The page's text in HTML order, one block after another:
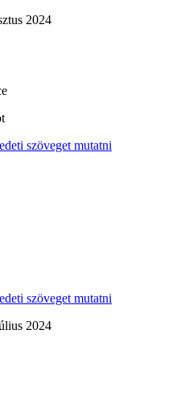
2024
szöveget mutatni
szöveget mutatni
2024